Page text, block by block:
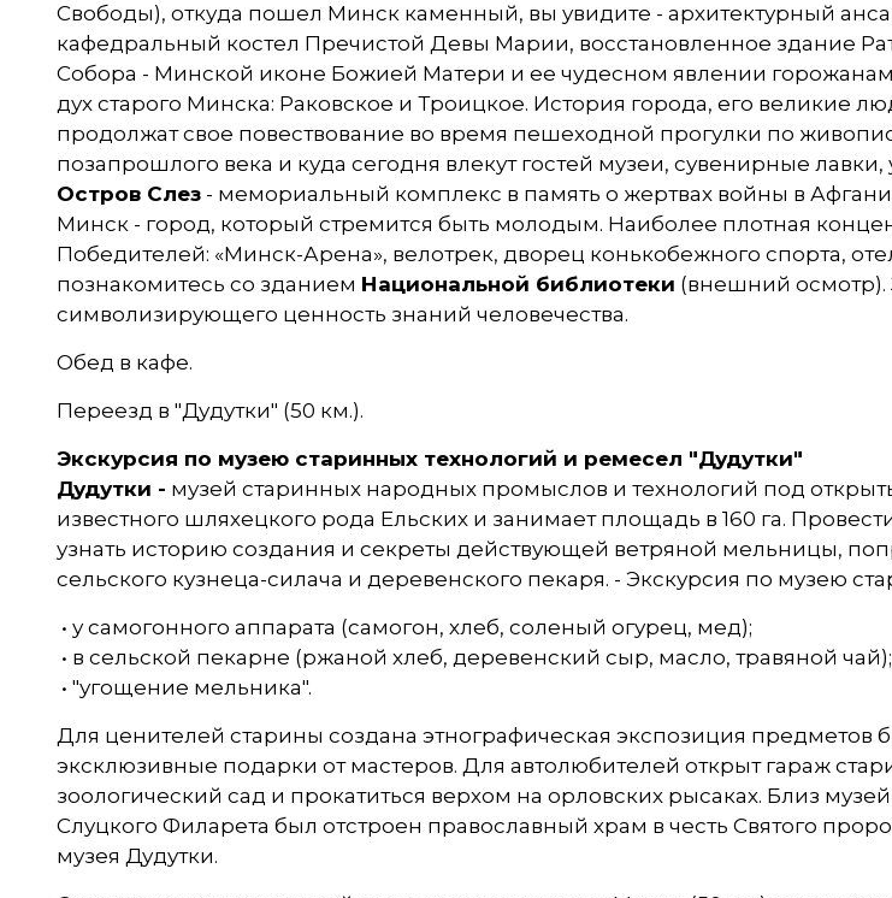
Свободы), откуда пошел Минск каменный, вы увидите - архитектурный
кафедральный костел Пречистой Девы Марии, восстановленное здание
Собора - Минской иконе Божией Матери и ее чудесном явлении
дух старого Минска: Раковское и Троицкое. История города, его великие
продолжат свое повествование во время пешеходной прогулки по
позапрошлого века и куда сегодня влекут гостей музеи, сувенирные
Остров Слез - мемориальный комплекс в память о жертвах войны в
Минск - город, который стремится быть молодым. Наиболее плотная
Победителей: «Минск-Арена», велотрек, дворец конькобежного спорта,
познакомитесь со зданием Национальной библиотеки (внешний осмотр).
символизирующего ценность знаний человечества.
Обед в кафе.
Переезд в "Дудутки" (50 км.).
Экскурсия по музею старинных технологий и ремесел "Дудутки"
Дудутки - музей старинных народных промыслов и технологий под
известного шляхецкого рода Ельских и занимает площадь в 160 га.
узнать историю создания и секреты действующей ветряной мельницы,
сельского кузнеца-силача и деревенского пекаря. - Экскурсия по музею
• у самогонного аппарата (самогон, хлеб, соленый огурец, мед);
• в сельской пекарне (ржаной хлеб, деревенский сыр, масло, травяной чай);
• "угощение мельника".
Для ценителей старины создана этнографическая экспозиция предметов
эксклюзивные подарки от мастеров. Для автолюбителей открыт гараж
зоологический сад и прокатиться верхом на орловских рысаках. Близ
Слуцкого Филарета был отстроен православный храм в честь Святого
музея Дудутки.